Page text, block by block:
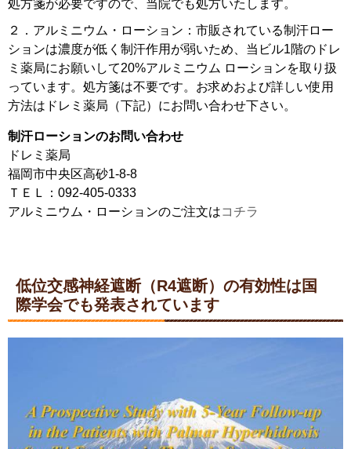
処方箋が必要ですので、当院でも処方いたします。
２．アルミニウム・ローション：市販されている制汗ロー
ションは濃度が低く制汗作用が弱いため、当ビル1階のドレ
ミ薬局にお願いして20%アルミニウム ローションを取り扱
っています。処方箋は不要です。お求めおよび詳しい使用
方法はドレミ薬局（下記）にお問い合わせ下さい。
制汗ローションのお問い合わせ
ドレミ薬局
福岡市中央区高砂1-8-8
ＴＥＬ：092-405-0333
アルミニウム・ローションのご注文はコチラ
低位交感神経遮断（R4遮断）の有効性は国
際学会でも発表されています